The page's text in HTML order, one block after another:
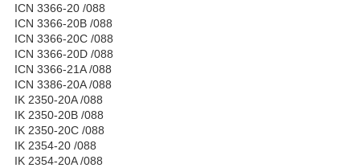
ICN 3366-20 /088
ICN 3366-20B /088
ICN 3366-20C /088
ICN 3366-20D /088
ICN 3366-21A /088
ICN 3386-20A /088
IK 2350-20A /088
IK 2350-20B /088
IK 2350-20C /088
IK 2354-20 /088
IK 2354-20A /088